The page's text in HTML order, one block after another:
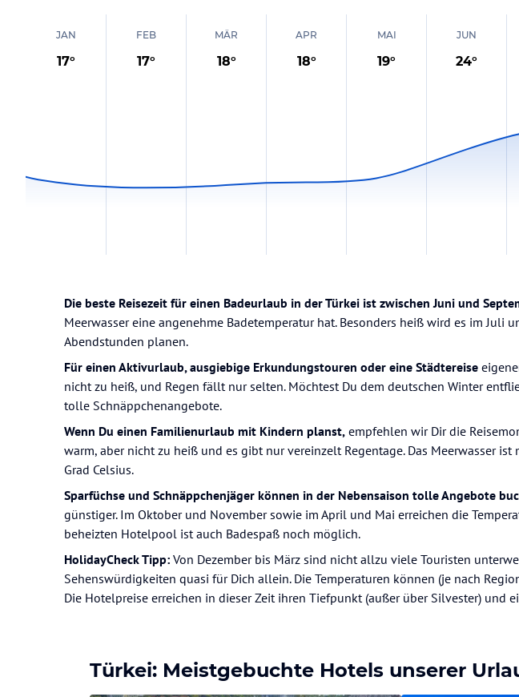
JAN
17°
FEB
17°
MÄR
18°
APR
18°
MAI
19°
JUN
24°
Die beste Reisezeit für einen Badeurlaub in der Türkei ist zwischen Juni und
Meerwasser eine angenehme Badetemperatur hat. Besonders heiß wird es im
Abendstunden planen.
Für einen Aktivurlaub, ausgiebige Erkundungstouren oder eine Städtereise
nicht zu heiß, und Regen fällt nur selten. Möchtest Du dem deutschen Winter
tolle Schnäppchenangebote.
Wenn Du einen Familienurlaub mit Kindern planst, empfehlen wir Dir die
warm, aber nicht zu heiß und es gibt nur vereinzelt Regentage. Das Meerwasser
Grad Celsius.
Sparfüchse und Schnäppchenjäger können in der Nebensaison tolle Angebote
günstiger. Im Oktober und November sowie im April und Mai erreichen die
beheizten Hotelpool ist auch Badespaß noch möglich.
HolidayCheck Tipp: Von Dezember bis März sind nicht allzu viele Touristen
Sehenswürdigkeiten quasi für Dich allein. Die Temperaturen können (je nach
Die Hotelpreise erreichen in dieser Zeit ihren Tiefpunkt (außer über Silvester)
Türkei: Meistgebuchte Hotels unserer